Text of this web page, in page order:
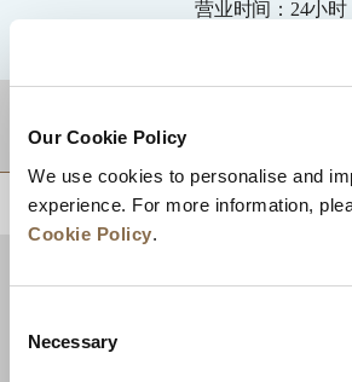
Our Cookie Policy
We use cookies to personalise and
experience. For more information,
Cookie Policy.
Selection
Necessary
营业时间：24小时
目的地